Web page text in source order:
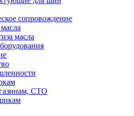
сопровождение
масла
СТО